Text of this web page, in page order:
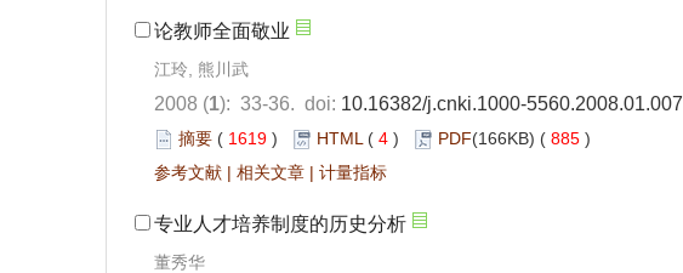
论教师全面敬业
江玲, 熊川武
2008 (1): 33-36. doi: 10.16382/j.cnki.1000-5560.2008.01.007
摘要 ( 1619 ) HTML ( 4 ) PDF(166KB) ( 885 )
参考文献 | 相关文章 | 计量指标
专业人才培养制度的历史分析
董秀华